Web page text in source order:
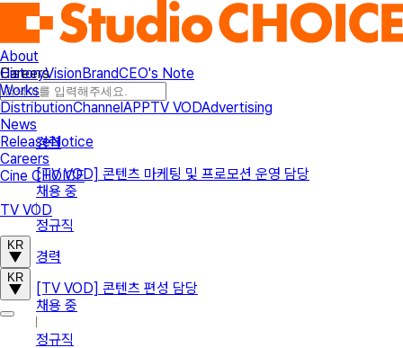
About
HistoryVisionBrandCEO's Note
Works
DistributionChannelAPPTV VODAdvertising
News
ReleaseNotice
Careers
Cine CHOICE
TV VOD
KR
KR
Careers
경력
[TV VOD] 콘텐츠 마케팅 및 프로모션 운영 담당
채용 중
정규직
경력
[TV VOD] 콘텐츠 편성 담당
채용 중
정규직